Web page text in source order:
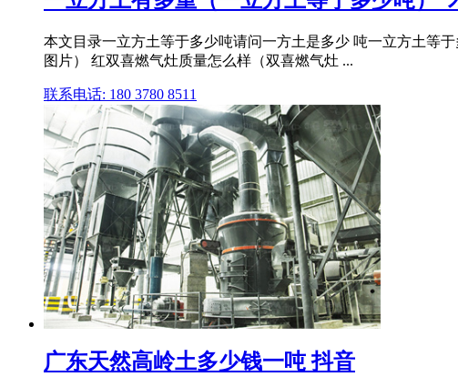
本文目录一立方土等于多少吨请问一方土是多少 吨一立方土等
图片） 红双喜燃气灶质量怎么样（双喜燃气灶 ...
联系电话: 180 3780 8511
广东天然高岭土多少钱一吨 抖音